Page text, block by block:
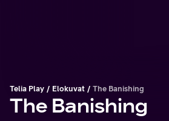
Telia Play Elokuvat The Banishing
The Banishing